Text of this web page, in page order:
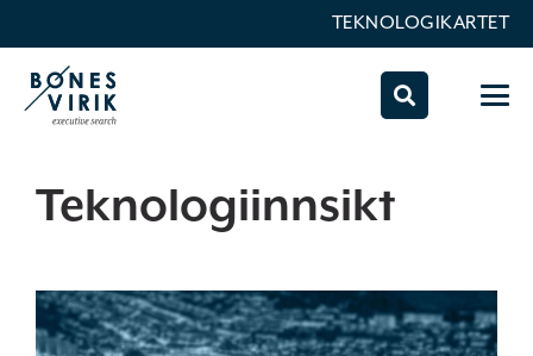
TEKNOLOGIKARTET
Teknologiinnsikt